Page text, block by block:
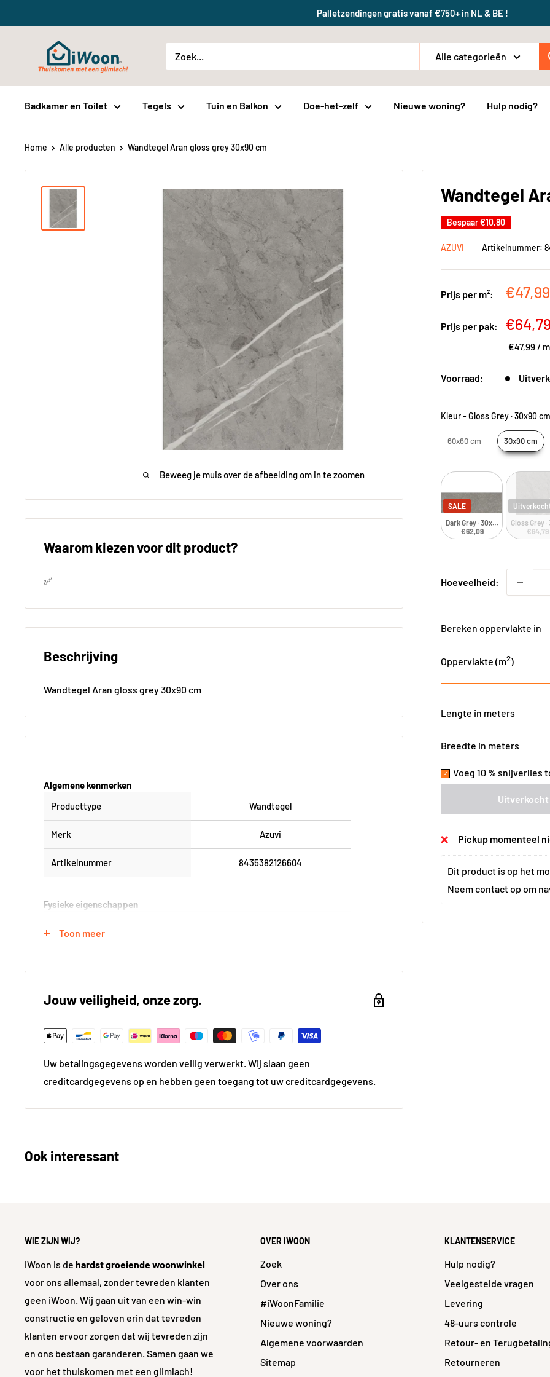
naar
Palletzendingen gratis vanaf €750+ in NL & BE !
iWoon.nl
Alle categorieën
Badkamer en Toilet Tegels Tuin en Balkon Doe-het-zelf Nieuwe woning? Hulp nodig?
Home Alle producten Wandtegel Aran gloss grey 30x90 cm
Beweeg je muis over de afbeelding om in te zoomen
Wandtegel
Bespaar€10,80
AZUVI Artikelnummer:
Prijs per m²: €47,99
Prijs per pak: €64,79
€47,99 /
Voorraad:
Kleur- Gloss Grey · 30x90
60x60 cm 30x90 cm
SALE
Dark Grey · 30x90 cm
€62,09
Gloss Grey
€64,79
Hoeveelheid:
Bereken oppervlakte in
Oppervlakte (m2)
Lengte in meters
Breedte in meters
Voeg 10 % snijverlies
Uitverkocht
Pickup momenteel
Dit product is op het
Neem contact op om
Waarom kiezen voor dit product?
✅
Beschrijving
Wandtegel Aran gloss grey 30x90 cm
Algemene kenmerken
Producttype
Wandtegel
Merk Azuvi
Artikelnummer 8435382126604
Fysieke eigenschappen
Kleur Grijs
Gewicht 21.2 kg
Materiaal Keramiek
Prijsgegevens
Prijs per pak in €
Toon meer
Jouw veiligheid, onze zorg.
Uw betalingsgegevens worden veilig verwerkt. Wij slaan geen
creditcardgegevens op en hebben geen toegang tot uw creditcardgegevens.
Ook interessant
WIE ZIJN WIJ?
iWoon is de hardst groeiende woonwinkel
voor ons allemaal, zonder tevreden klanten
geen iWoon. Wij gaan uit van een win-win
constructie en geloven erin dat tevreden
klanten ervoor zorgen dat wij tevreden zijn
en ons bestaan garanderen. Samen gaan we
voor het thuiskomen met een glimlach!
OVER IWOON
Zoek
Over ons
#iWoonFamilie
Nieuwe woning?
Algemene voorwaarden
Sitemap
KLANTENSERVICE
Hulp nodig?
Veelgestelde vragen
Levering
48-uurs controle
Retour- en
Retourneren